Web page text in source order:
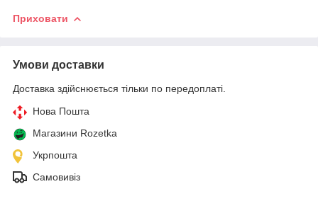
Приховати
Умови доставки
Доставка здійснюється тільки по передоплаті.
Нова Пошта
Магазини Rozetka
Укрпошта
Самовивіз